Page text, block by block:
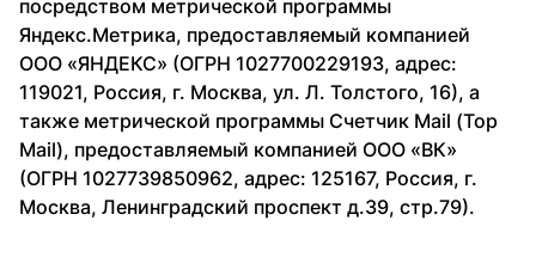
посредством метрической программы
Яндекс.Метрика, предоставляемый компанией
ООО «ЯНДЕКС» (ОГРН 1027700229193, адрес:
119021, Россия, г. Москва, ул. Л. Толстого, 16), а
также метрической программы Счетчик Mail (Top
Mail), предоставляемый компанией ООО «ВК»
(ОГРН 1027739850962, адрес: 125167, Россия, г.
Москва, Ленинградский проспект д.39, стр.79).